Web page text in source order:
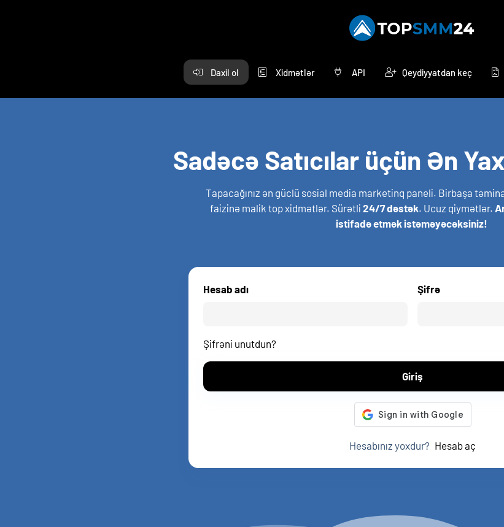
Daxil ol Xidmətlər API Qeydiyyatdan keç
Sadəcə Satıcılar üçün Ən
Tapacağınız ən güclü sosial media marketinq paneli. Birbaşa
faizinə malik top xidmətlər. Sürətli 24/7 dəstək. Ucuz qiymətlər.
istifadə etmək istəməyəcəksiniz!
Hesab adı Şifrə
Şifrəni unutdun?
Giriş
Hesabınız yoxdur? Hesab aç